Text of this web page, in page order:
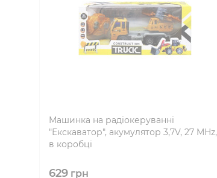
Машинка на радіокеруванні
"Екскаватор", акумулятор 3,7V, 27 MHz,
в коробці
629грн